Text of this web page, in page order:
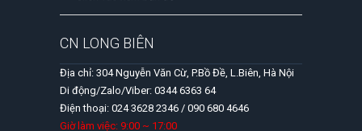
CN LONG BIÊN
Địa chỉ: 304 Nguyễn Văn Cừ, P.Bồ Đề, L.Biên, Hà Nội
Di động/Zalo/Viber: 0344 6363 64
Điện thoại: 024 3628 2346 / 090 680 4646
Giờ làm việc: 9:00 ~ 17:00